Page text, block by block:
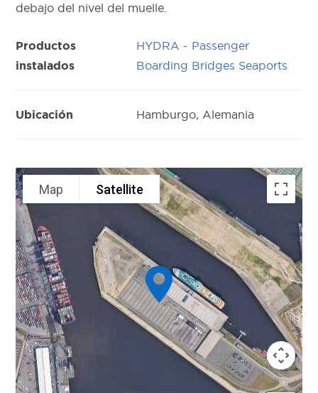
Map Satellite
debajo del nivel del muelle.
Productos
instalados
HYDRA - Passenger
Boarding Bridges Seaports
Ubicación Hamburgo, Alemania